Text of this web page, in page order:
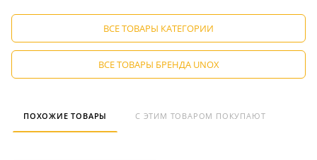
ВСЕ ТОВАРЫ КАТЕГОРИИ
ВСЕ ТОВАРЫ БРЕНДА UNOX
ПОХОЖИЕ ТОВАРЫ С ЭТИМ ТОВАРОМ ПОКУПАЮТ